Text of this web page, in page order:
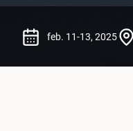
feb. 11-13, 2025